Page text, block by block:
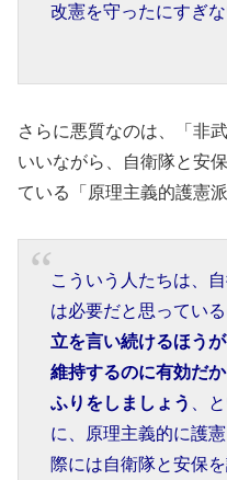
改憲を守ったにすぎ
さらに悪質なのは、「非
いいながら、自衛隊と安
ている「原理主義的護憲派
こういう人たちは、
は必要だと思ってい
立を言い続けるほう
維持するのに有効だ
ふりをしましょう
、
に、原理主義的に護
際には自衛隊と安保